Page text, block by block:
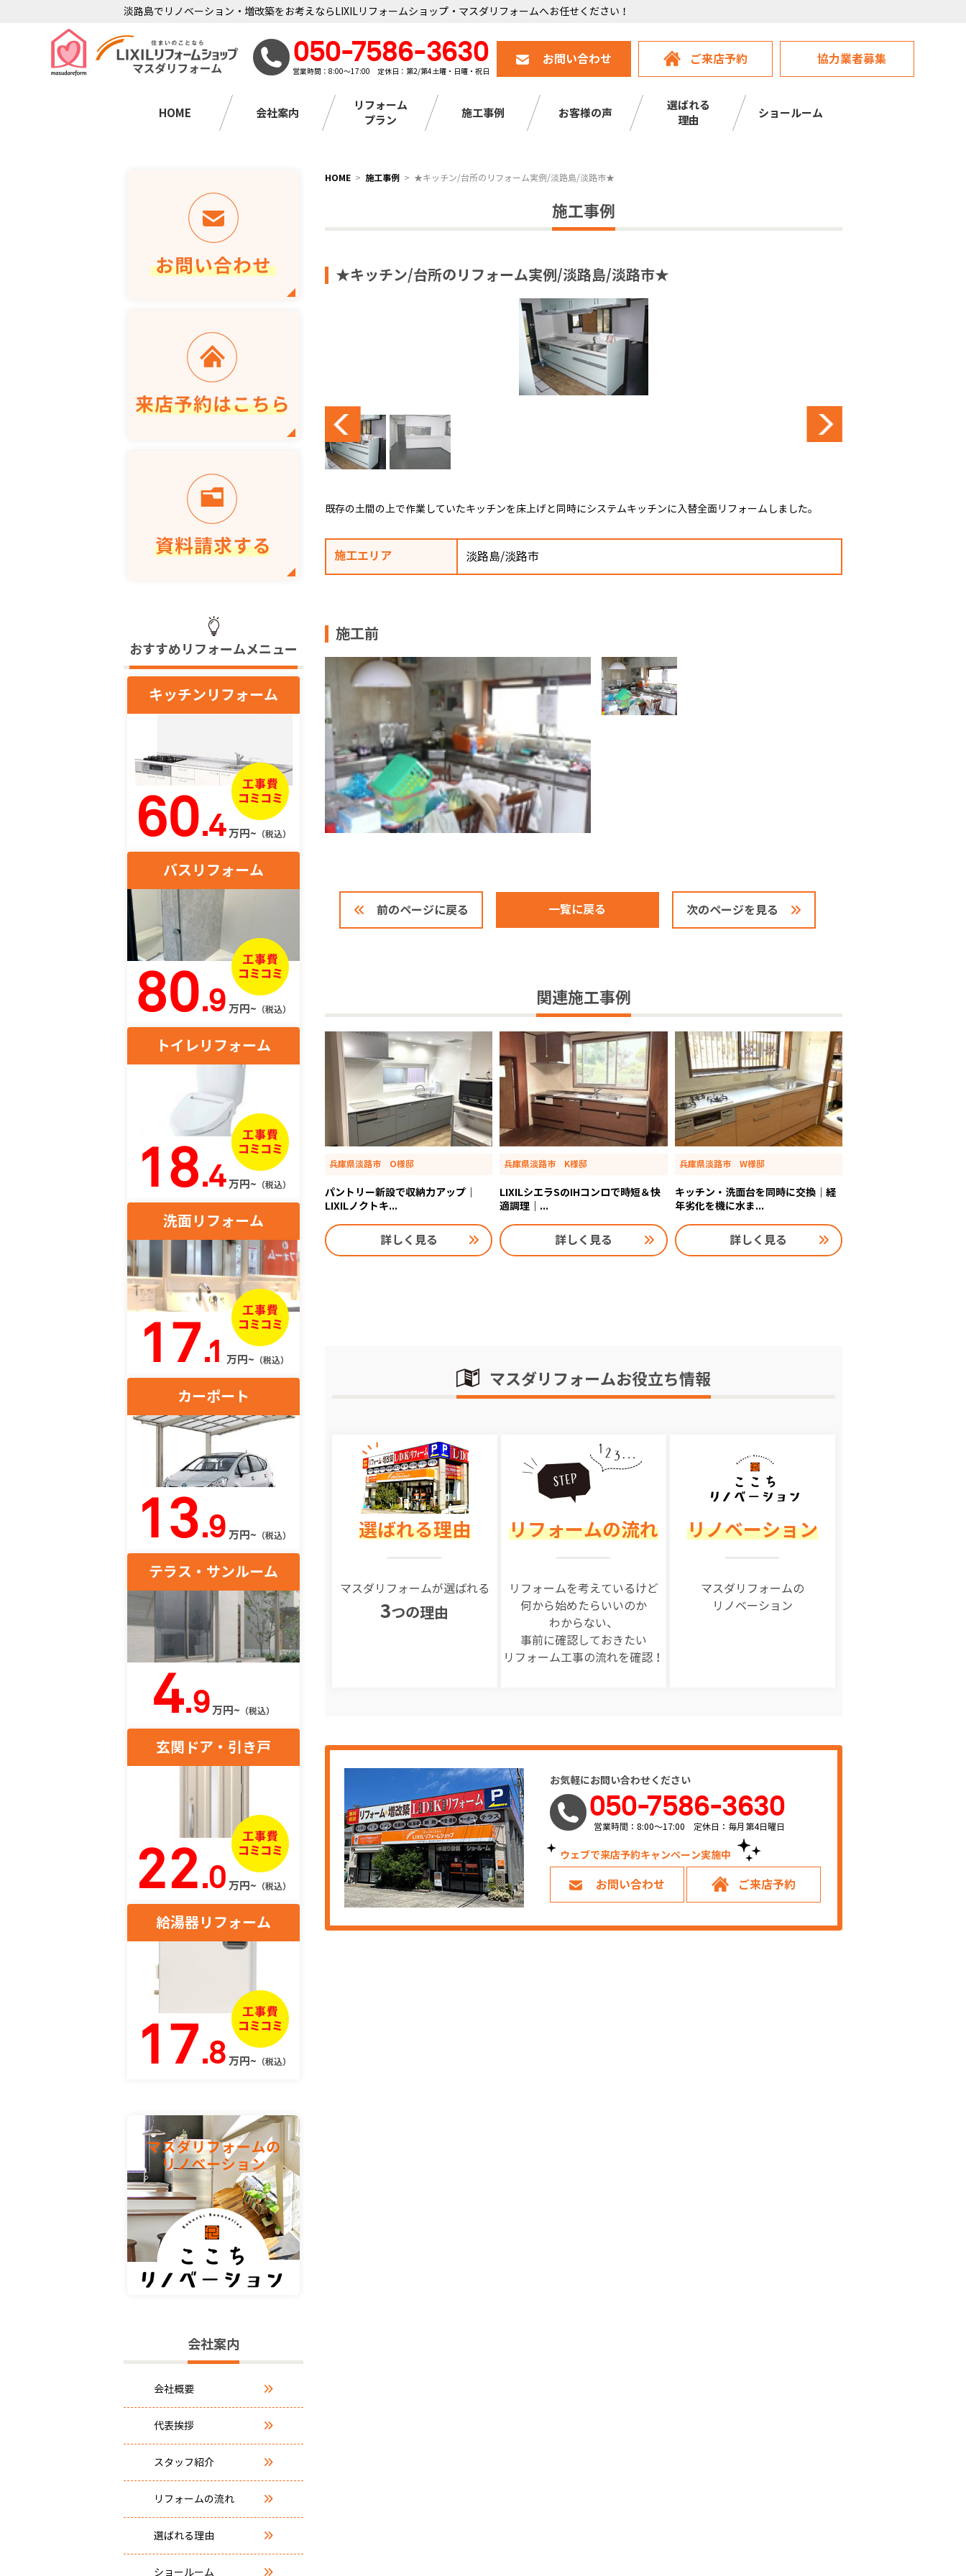
淡路島でリノベーション・増改築をお考えならLIXILリフォームショップ・マスダリフォームへお任せください！
050-7586-3630
営業時間：8:00～17:00 定休日：第2/第4土曜・日曜・祝日
お問い合わせ ご来店予約 協力業者募集
HOME 会社案内
リフォーム
プラン
施工事例 お客様の声
選ばれる
理由
ショールーム
HOME 施工事例 ★キッチン/台所のリフォーム実例/淡路島/淡路市★
施工事例
★キッチン/台所のリフォーム実例/淡路島/淡路市★
既存の土間の上で作業していたキッチンを床上げと同時にシステムキッチンに入替全面リフォームしました。
施工エリア 淡路島/淡路市
施工前
前のページに戻る 一覧に戻る 次のページを見る
関連施工事例
兵庫県淡路市 O様邸
パントリー新設で収納力アップ｜
LIXILノクトキ...
詳しく見る
兵庫県淡路市 K様邸
LIXILシエラSのIHコンロで時短＆快
適調理｜...
詳しく見る
兵庫県淡路市 W様邸
キッチン・洗面台を同時に交換｜経
年劣化を機に水ま...
詳しく見る
マスダリフォームお役立ち情報
選ばれる理由
マスダリフォームが選ばれる
3つの理由
リフォームの流れ
リフォームを考えているけど
何から始めたらいいのか
わからない、
事前に確認しておきたい
リフォーム工事の流れを確認！
リノベーション
マスダリフォームの
リノベーション
お気軽にお問い合わせください
050-7586-3630
営業時間：8:00～17:00 定休日：毎月第4日曜日
ウェブで来店予約キャンペーン実施中！
お問い合わせ ご来店予約
おすすめリフォームメニュー
キッチンリフォーム
60.4万円~ （税込）
バスリフォーム
80.9 万円~ （税込）
トイレリフォーム
18.4万円~ （税込）
洗面リフォーム
17.1 万円~ （税込）
カーポート
13.9 万円~ （税込）
テラス・サンルーム
4.9万円~ （税込）
玄関ドア・引き戸
22.0 万円~ （税込）
給湯器リフォーム
17.8 万円~ （税込）
会社案内
会社概要
代表挨拶
スタッフ紹介
リフォームの流れ
選ばれる理由
ショールーム